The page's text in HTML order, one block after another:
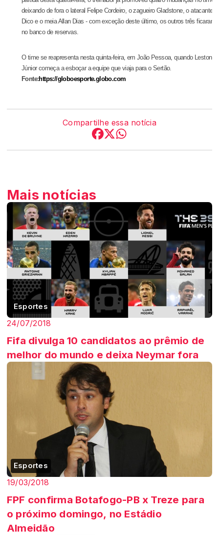
deixando de fora o lateral Felipe Cordeiro, o zagueiro Gladstone, o atacante
Dico e o meia Allan Dias - com exceção deste último, os outros três ficaram
no banco de reservas.
O time se reapresenta nesta quinta-feira, em João Pessoa, quando Leston
Júnior começa a esboçar a equipe que viaja para o Sertão.
Fonte:https://globoesporte.globo.com
Compartilhe essa notícia
Mais notícias
Esportes
24/07/2018
Fifa divulga 10 candidatos ao prêmio de
melhor do mundo e deixa Neymar fora
Esportes
19/03/2018
FPF confirma Botafogo-PB x Treze para
o próximo domingo, no Estádio
Almeidão